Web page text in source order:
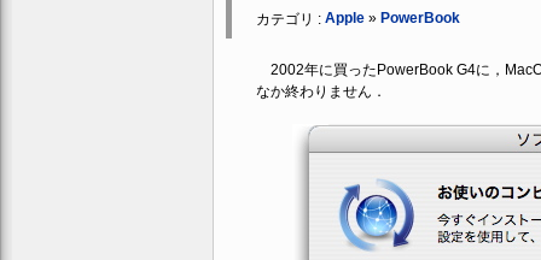
カテゴリ : Apple » PowerBook
2002年に買ったPowerBook G4に，
なか終わりません．